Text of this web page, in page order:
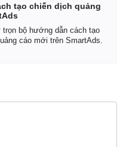
tạo chiến dịch quảng
trọn bộ hướng dẫn cách tạo
cáo mới trên SmartAds.